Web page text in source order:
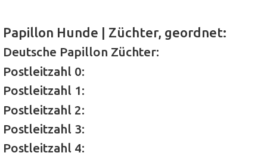
Papillon Hunde | Züchter, geordnet:
Deutsche Papillon Züchter:
Postleitzahl 0:
Postleitzahl 1:
Postleitzahl 2:
Postleitzahl 3:
Postleitzahl 4: